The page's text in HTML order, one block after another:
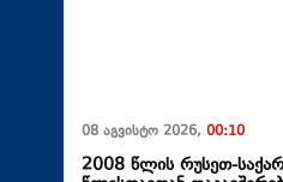
08 აგვისტო 2026, 00:10
2008 წლის რუსეთ-